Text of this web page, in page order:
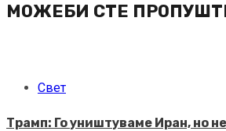
МОЖЕБИ СТЕ
Свет
Трамп: Го уништуваме Иран, но